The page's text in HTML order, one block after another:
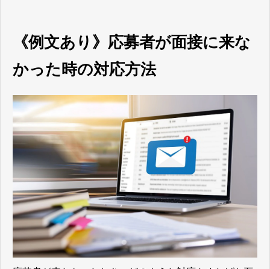
《例文あり》応募者が面接に来な
かった時の対応方法